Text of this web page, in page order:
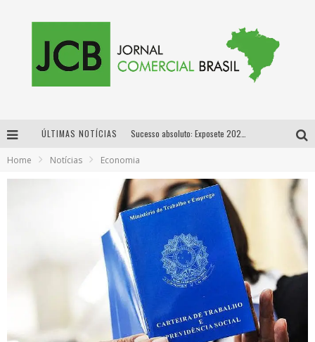
ÚLTIMAS NOTÍCIAS
Proibida anuncia retorno da Puro Malte Extra e consolida trajetória de democratização cervejeira no Brasil
Home Notícias Economia